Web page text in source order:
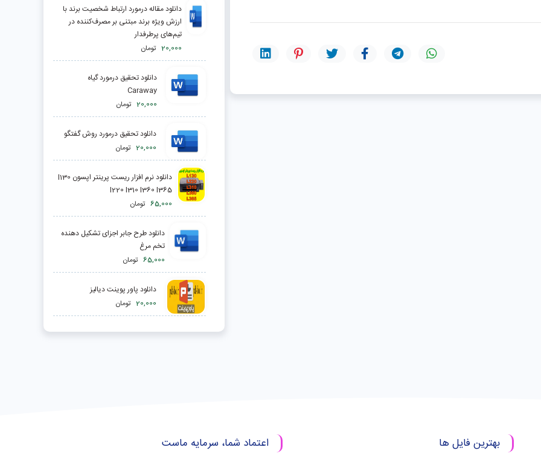
دانلود مقاله درمورد ارتباط شخصیت برند با
ارزش ویژه برند مبتنی بر مصرف‌كننده در
تیم‌های پرطرفدار
20,000 تومان
دانلود تحقیق درمورد گیاه
Caraway
20,000 تومان
دانلود تحقیق درمورد روش گفتگو
20,000 تومان
دانلود نرم افزار ریست پرینتر اپسون l130
l220 l310 l360 l365
65,000 تومان
دانلود طرح جابر اجزای تشکیل دهنده
تخم مرغ
65,000 تومان
دانلود پاور پوینت دیالیز
20,000 تومان
بهترین فایل ها اعتماد شما، سرمایه ماست